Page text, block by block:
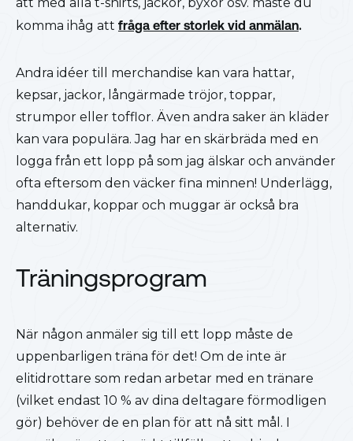
komma ihåg att fråga efter storlek vid anmälan.
Andra idéer till merchandise kan vara hattar,
kepsar, jackor, långärmade tröjor, toppar,
strumpor eller tofflor. Även andra saker än kläder
kan vara populära. Jag har en skärbräda med en
logga från ett lopp på som jag älskar och använder
ofta eftersom den väcker fina minnen! Underlägg,
handdukar, koppar och muggar är också bra
alternativ.
Träningsprogram
När någon anmäler sig till ett lopp måste de
uppenbarligen träna för det! Om de inte är
elitidrottare som redan arbetar med en tränare
(vilket endast 10 % av dina deltagare förmodligen
gör) behöver de en plan för att nå sitt mål. I